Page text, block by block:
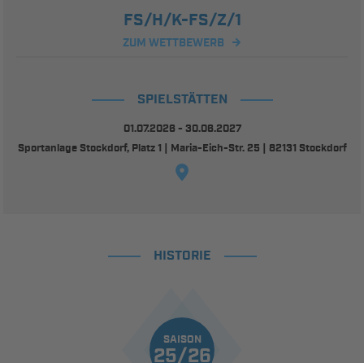
FS/H/K-FS/Z/1
ZUM WETTBEWERB
SPIELSTÄTTEN
01.07.2026 - 30.06.2027
Sportanlage Stockdorf, Platz 1 | Maria-Eich-Str. 25 | 82131 Stockdorf
HISTORIE
SAISON
25/26